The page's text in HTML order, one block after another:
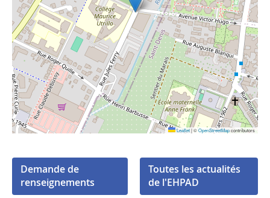
Leaflet|©OpenStreetMapcontributors
Demande de
renseignements
Toutes les actualités
de l'EHPAD